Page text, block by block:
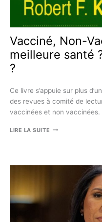
Vacciné, Non-
meilleure santé
?
Ce livre s’appuie sur plus
des revues à comité de
vaccinées et non vaccinées.
LIRE LA SUITE VACCINÉ,